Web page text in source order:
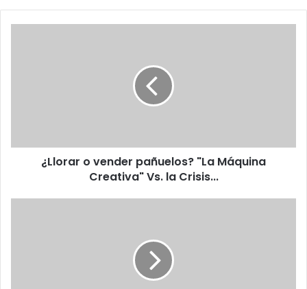
la
¿Llorar o vender pañuelos? "La Máquina
Creativa" Vs. la Crisis...